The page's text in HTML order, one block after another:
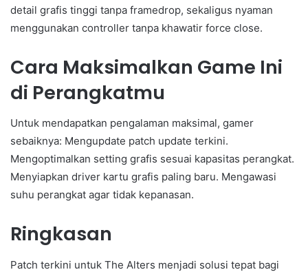
detail grafis tinggi tanpa framedrop, sekaligus nyaman
menggunakan controller tanpa khawatir force close.
Cara Maksimalkan Game Ini
di Perangkatmu
Untuk mendapatkan pengalaman maksimal, gamer
sebaiknya: Mengupdate patch update terkini.
Mengoptimalkan setting grafis sesuai kapasitas perangkat.
Menyiapkan driver kartu grafis paling baru. Mengawasi
suhu perangkat agar tidak kepanasan.
Ringkasan
Patch terkini untuk The Alters menjadi solusi tepat bagi